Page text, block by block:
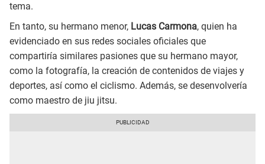
tema.
En tanto, su hermano menor, Lucas Carmona, quien ha
evidenciado en sus redes sociales oficiales que
compartiría similares pasiones que su hermano mayor,
como la fotografía, la creación de contenidos de viajes y
deportes, así como el ciclismo. Además, se desenvolvería
como maestro de jiu jitsu.